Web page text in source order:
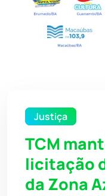
Justiça
TCM
licitação
da Zona